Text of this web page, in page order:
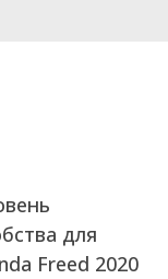
для
Freed 2020